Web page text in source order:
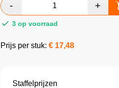
3 op voorraad
Prijs per stuk: € 17,48
Staffelprijzen